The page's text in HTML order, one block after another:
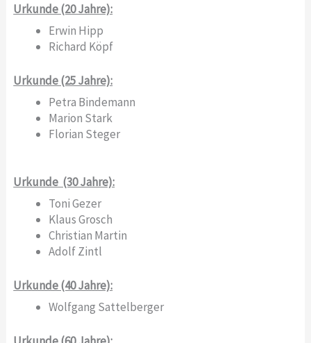
Urkunde (20 Jahre):
Erwin Hipp
Richard Köpf
Urkunde (25 Jahre):
Petra Bindemann
Marion Stark
Florian Steger
Urkunde (30 Jahre):
Toni Gezer
Klaus Grosch
Christian Martin
Adolf Zintl
Urkunde (40 Jahre):
Wolfgang Sattelberger